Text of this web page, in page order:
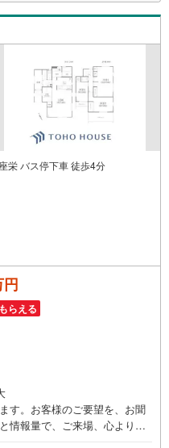
栄 バス停下車 徒歩4分
らえる
す。お客様のご要望を、お聞
情報量で、ご来場、心よりお